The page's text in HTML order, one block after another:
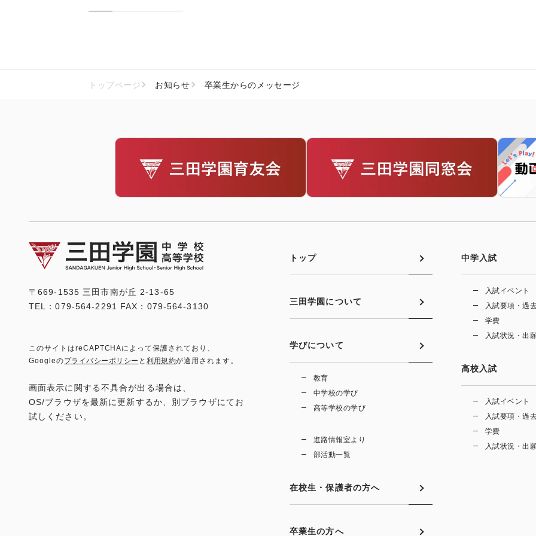
トップページ お知らせ 卒業生からのメッセージ
〒669-1535 三田市南が丘 2-13-65
TEL：079-564-2291 FAX：079-564-3130
このサイトはreCAPTCHAによって保護されており、
Googleのプライバシーポリシー と 利用規約が適用されます。
画面表示に関する不具合が出る場合は、
OS/ブラウザを最新に更新するか、別ブラウザにてお
試しください。
トップ
三田学園について
学びについて
教育
中学校の学び
高等学校の学び
進路情報室より
部活動一覧
在校生・保護者の方へ
卒業生の方へ
中学入試
入試イベント
入試要項・過
学費
入試状況・出
高校入試
入試イベント
入試要項・過
学費
入試状況・出